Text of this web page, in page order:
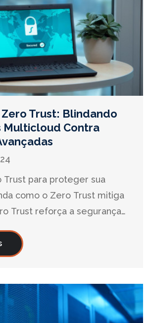
Trust: Blindando
Multicloud Contra
Trust para proteger sua
como o Zero Trust mitiga
Trust reforça a segurança